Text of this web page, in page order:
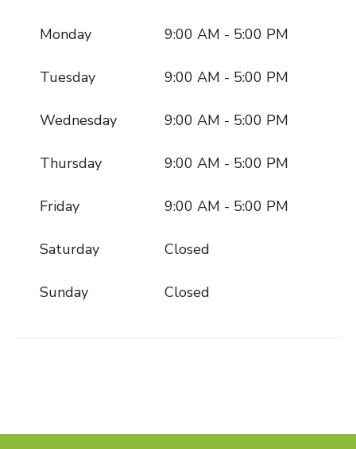
Monday 9:00 AM - 5:00 PM
Tuesday 9:00 AM - 5:00 PM
Wednesday 9:00 AM - 5:00 PM
Thursday 9:00 AM - 5:00 PM
Friday 9:00 AM - 5:00 PM
Saturday Closed
Sunday Closed